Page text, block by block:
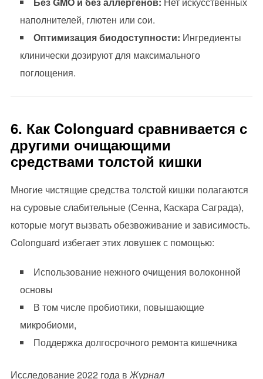
наполнителей, глютен или сои.
Оптимизация биодоступности: Ингредиенты
клинически дозируют для максимального
поглощения.
6. Как Colonguard сравнивается с
другими очищающими
средствами толстой кишки
Многие чистящие средства толстой кишки полагаются
на суровые слабительные (Сенна, Каскара Саграда),
которые могут вызвать обезвоживание и зависимость.
Colonguard избегает этих ловушек с помощью:
Использование нежного очищения волоконной
основы
В том числе пробиотики, повышающие
микробиоми,
Поддержка долгосрочного ремонта кишечника
Исследование 2022 года вЖурнал